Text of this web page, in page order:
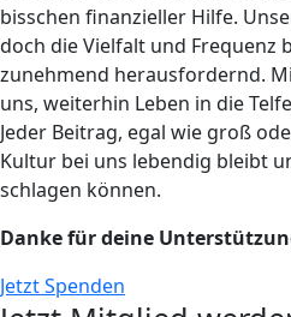
bisschen finanzieller Hilfe.
doch die Vielfalt und Frequenz
zunehmend herausfordernd.
uns, weiterhin Leben in die
Jeder Beitrag, egal wie groß
Kultur bei uns lebendig bleibt
schlagen können.
Danke für deine
Jetzt Spenden